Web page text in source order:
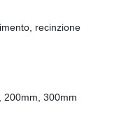
recinzione
200mm, 300mm